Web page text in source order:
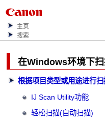
主页
搜索
在Windows环境下
根据项目类型或用途进行
IJ Scan Utility功能
轻松扫描(自动扫描)